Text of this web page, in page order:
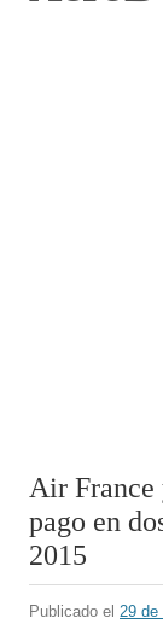
Air France
pago en
2015
Publicado el 29 de